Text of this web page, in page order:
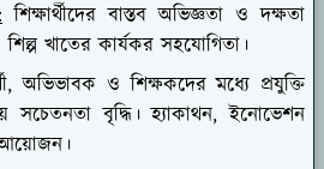
শিক্ষার্থীদের বাস্তব অভিজ্ঞতা ও দক্ষতা
শিল্প খাতের কার্যকর সহযোগিতা।
অভিভাবক ও শিক্ষকদের মধ্যে প্রযুক্তি
সচেতনতা বৃদ্ধি। হ্যাকাথন, ইনোভেশন
আয়োজন।